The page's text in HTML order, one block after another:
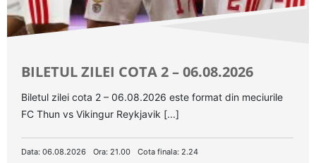
BILETUL ZILEI COTA 2 – 06.08.2026
Biletul zilei cota 2 – 06.08.2026 este format din meciurile
FC Thun vs Vikingur Reykjavik [...]
Data: 06.08.2026 Ora: 21.00 Cota finala: 2.24